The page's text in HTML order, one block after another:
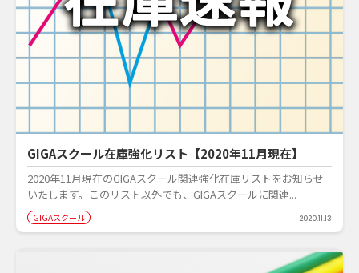
GIGAスクール在庫強化リスト【2020年11月現在】
2020年11月現在のGIGAスクール関連強化在庫リストをお知らせ
いたします。このリスト以外でも、GIGAスクールに関連...
GIGAスクール 2020.11.13